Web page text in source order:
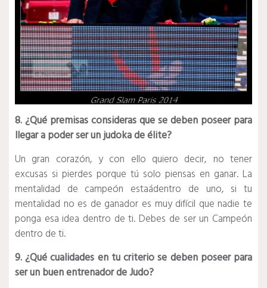
8. ¿Qué premisas consideras que se deben poseer para
llegar a poder ser un judoka de élite?
Un gran corazón, y con ello quiero decir, no tener
excusas si pierdes porque tú solo piensas en ganar. La
mentalidad de campeón estaádentro de uno, si tu
mentalidad no es de ganador es muy difícil que nadie te
ponga esa idea dentro de ti. Debes de ser un Campeón
dentro de ti.
9. ¿Qué cualidades en tu criterio se deben poseer para
ser un buen entrenador de Judo?